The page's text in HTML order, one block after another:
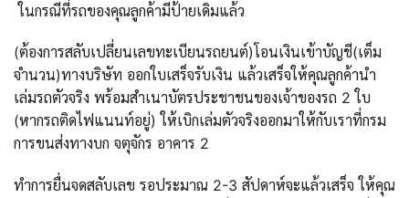
ในกรณีที่รถของคุณลูกค้ามีป้ายเดิมแล้ว
(ต้องการสลับเปลี่ยนเลขทะเบียนรถยนต์)โอนเงินเข้าบัญชี(เต็ม
จำนวน)ทางบริษัท ออกใบเสร็จรับเงิน แล้วเสร็จให้คุณลูกค้านำ
เล่มรถตัวจริง พร้อมสำเนาบัตรประชาชนของเจ้าของรถ 2 ใบ
(หากรถติดไฟแนนท์อยู่) ให้เบิกเล่มตัวจริงออกมาให้กับเราที่กรม
การขนส่งทางบก จตุจักร อาคาร 2
ทำการยื่นจดสลับเลข รอประมาณ 2-3 สัปดาห์จะแล้วเสร็จ ให้คุณ